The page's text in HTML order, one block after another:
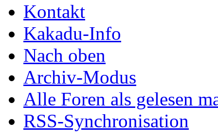
Kontakt
Kakadu-Info
Nach oben
Archiv-Modus
Alle Foren als gelesen
RSS-Synchronisation